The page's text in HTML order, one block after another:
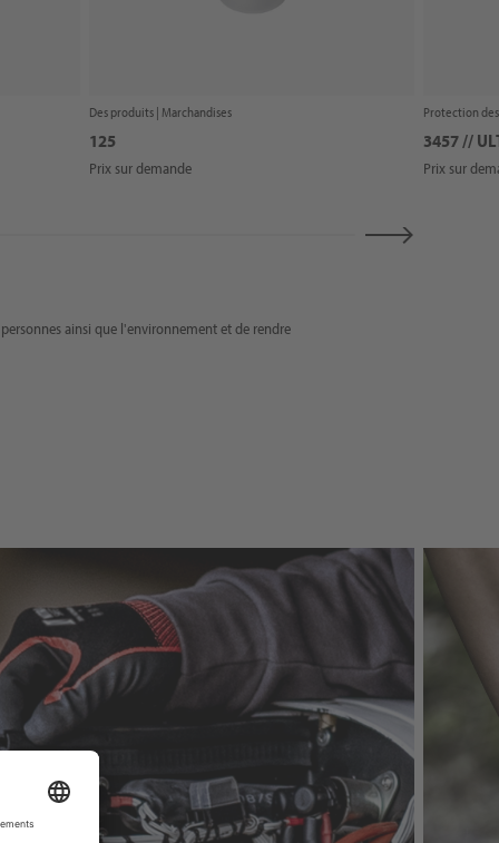
Des produits | Marchandises
125
Prix sur demande
Protection
3457 //
Prix sur
ainsi que l'environnement et de rendre